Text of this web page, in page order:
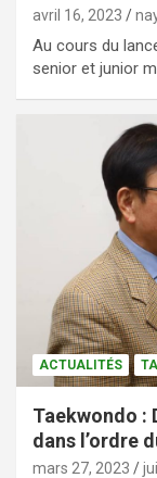
avril 16, 2023
Au cours du
senior et junior
ACTUALITÉS
Taekwondo :
dans l’ordre
mars 27, 2023